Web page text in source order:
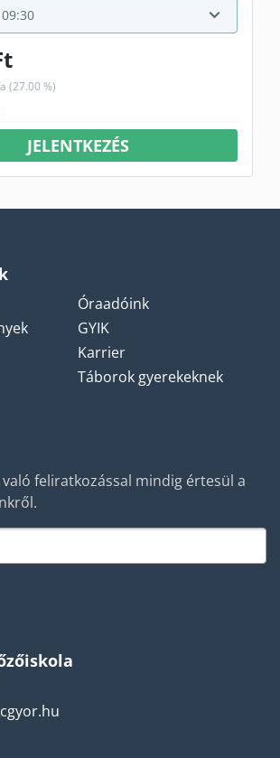
(27.00 %)
JELENTKEZÉS
Óraadóink
GYIK
Karrier
Táborok gyerekeknek
feliratkozással mindig értesül a